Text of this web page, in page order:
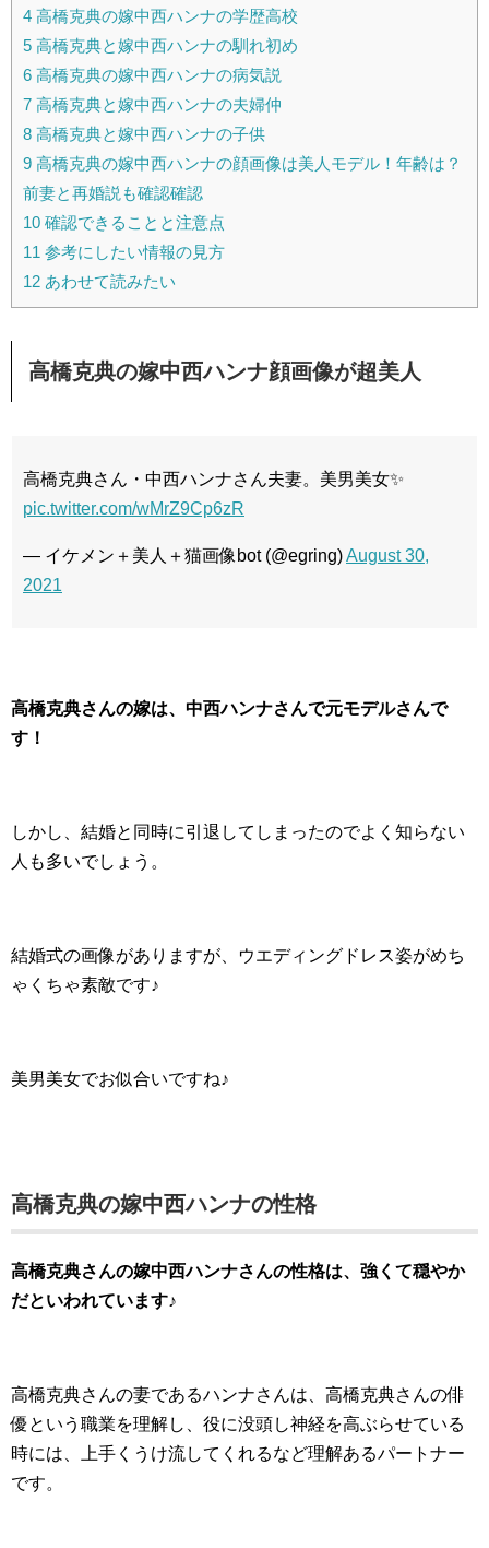
4 高橋克典の嫁中西ハンナの学歴高校
5 高橋克典と嫁中西ハンナの馴れ初め
6 高橋克典の嫁中西ハンナの病気説
7 高橋克典と嫁中西ハンナの夫婦仲
8 高橋克典と嫁中西ハンナの子供
9 高橋克典の嫁中西ハンナの顔画像は美人モデル！年齢は？
前妻と再婚説も確認確認
10 確認できることと注意点
11 参考にしたい情報の見方
12 あわせて読みたい
高橋克典の嫁中西ハンナ顔画像が超美人
高橋克典さん・中西ハンナさん夫妻。美男美女✨
pic.twitter.com/wMrZ9Cp6zR
— イケメン＋美人＋猫画像bot (@egring)August 30,
2021
高橋克典さんの嫁は、中西ハンナさんで元モデルさんで
す！
しかし、結婚と同時に引退してしまったのでよく知らない
人も多いでしょう。
結婚式の画像がありますが、ウエディングドレス姿がめち
ゃくちゃ素敵です♪
美男美女でお似合いですね♪
高橋克典の嫁中西ハンナの性格
高橋克典さんの嫁中西ハンナさんの性格は、強くて穏やか
だといわれています♪
高橋克典さんの妻であるハンナさんは、高橋克典さんの俳
優という職業を理解し、役に没頭し神経を高ぶらせている
時には、上手くうけ流してくれるなど理解あるパートナー
です。